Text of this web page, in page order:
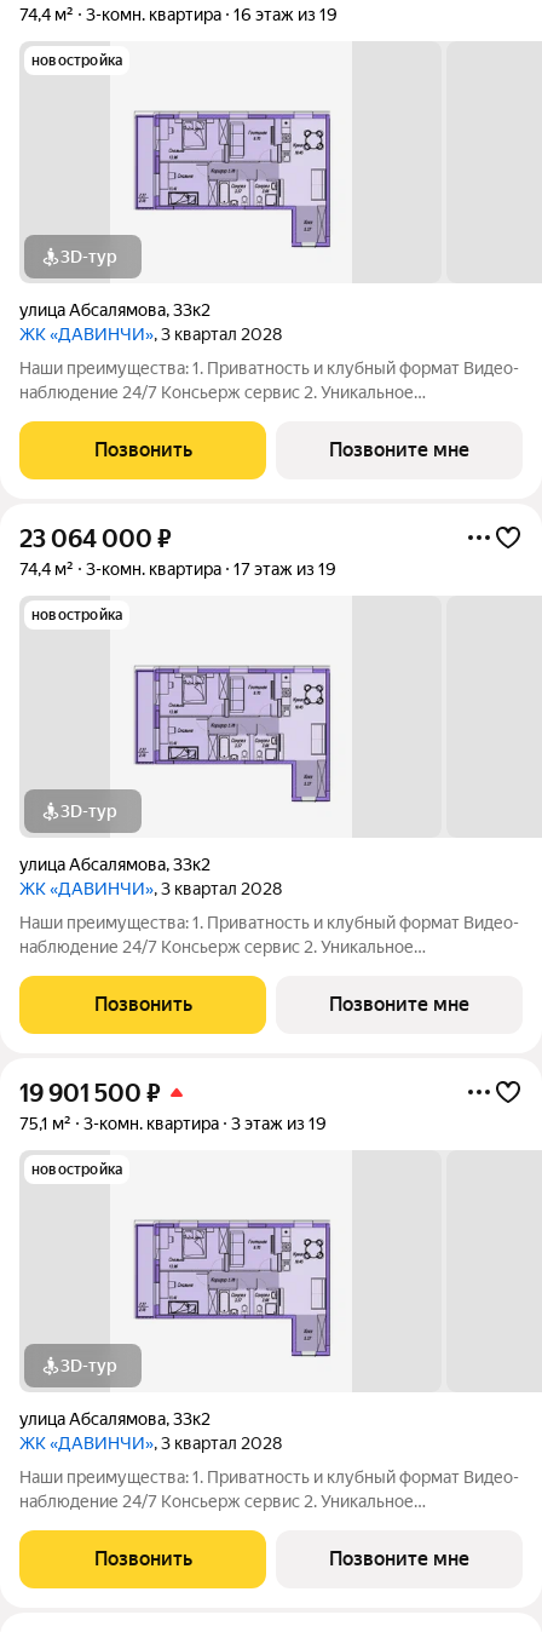
74,4 м² 3-комн. квартира 16 этаж из 19
новостройка
3D-тур
улица Абсалямова,33к2
ЖК «ДАВИНЧИ», 3 квартал 2028
Наши преимущества: 1. Приватность и клубный формат Видео-
наблюдение 24/7 Консьерж сервис 2. Уникальное
этаже Библиотека Спортивная зона Детский уголок 3.
Комфортный паркинг Закрытый паркинг на 1
Позвонить Позвоните мне
23 064 000 ₽
74,4 м² 3-комн. квартира 17 этаж из 19
новостройка
3D-тур
улица Абсалямова,33к2
ЖК «ДАВИНЧИ», 3 квартал 2028
Наши преимущества: 1. Приватность и клубный формат Видео-
наблюдение 24/7 Консьерж сервис 2. Уникальное
этаже Библиотека Спортивная зона Детский уголок 3.
Комфортный паркинг Закрытый паркинг на 1
Позвонить Позвоните мне
19 901 500 ₽
75,1 м² 3-комн. квартира 3 этаж из 19
новостройка
3D-тур
улица Абсалямова,33к2
ЖК «ДАВИНЧИ», 3 квартал 2028
Наши преимущества: 1. Приватность и клубный формат Видео-
наблюдение 24/7 Консьерж сервис 2. Уникальное
этаже Библиотека Спортивная зона Детский уголок 3.
Комфортный паркинг Закрытый паркинг на 1
Позвонить Позвоните мне